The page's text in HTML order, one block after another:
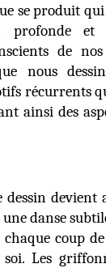
se produit
profonde
de
nous
récurrents
ainsi des
dessin
danse
coup
Les